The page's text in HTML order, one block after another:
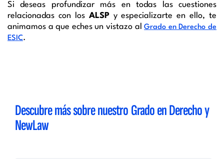
Si deseas profundizar más en todas las cuestiones
relacionadas con los ALSPy especializarte en ello, te
animamos a que eches un vistazo alGrado en Derecho de
ESIC.
Descubre más sobre nuestro Grado en Derecho y
NewLaw